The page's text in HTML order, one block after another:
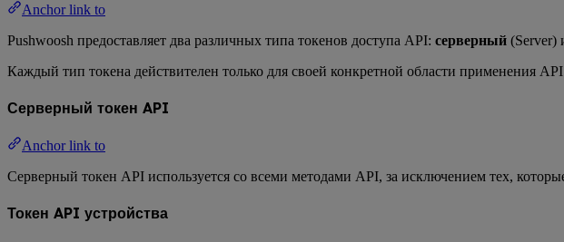
Anchor link to
Pushwoosh предоставляет два различных типа токенов доступа API: серверный (Server)
Каждый тип токена действителен только для своей конкретной области применения
Серверный токен API
Anchor link to
Серверный токен API используется со всеми методами API, за исключением тех,
Токен API устройства